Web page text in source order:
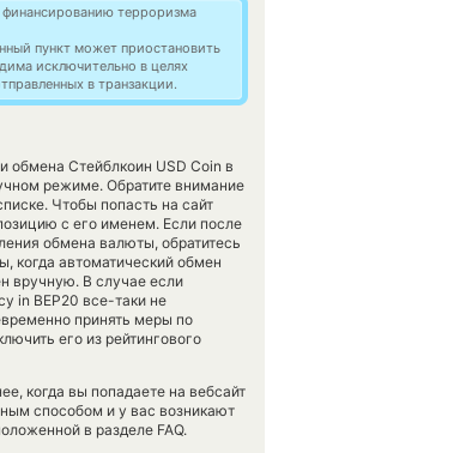
финансированию терроризма
пункт может приостановить
исключительно в целях
в транзакции.
обмена Стейблкоин USD Coin в
режиме. Обратите внимание
Чтобы попасть на сайт
с его именем. Если после
обмена валюты, обратитесь
когда автоматический обмен
вручную. В случае если
in BEP20 все-таки не
принять меры по
его из рейтингового
когда вы попадаете на вебсайт
способом и у вас возникают
в разделе FAQ.